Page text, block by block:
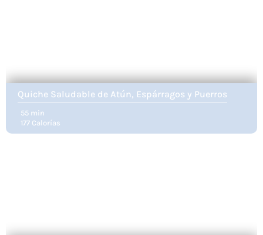
Quiche Saludable de Atún, Espárragos y Puerros
55 min
177 Calorías